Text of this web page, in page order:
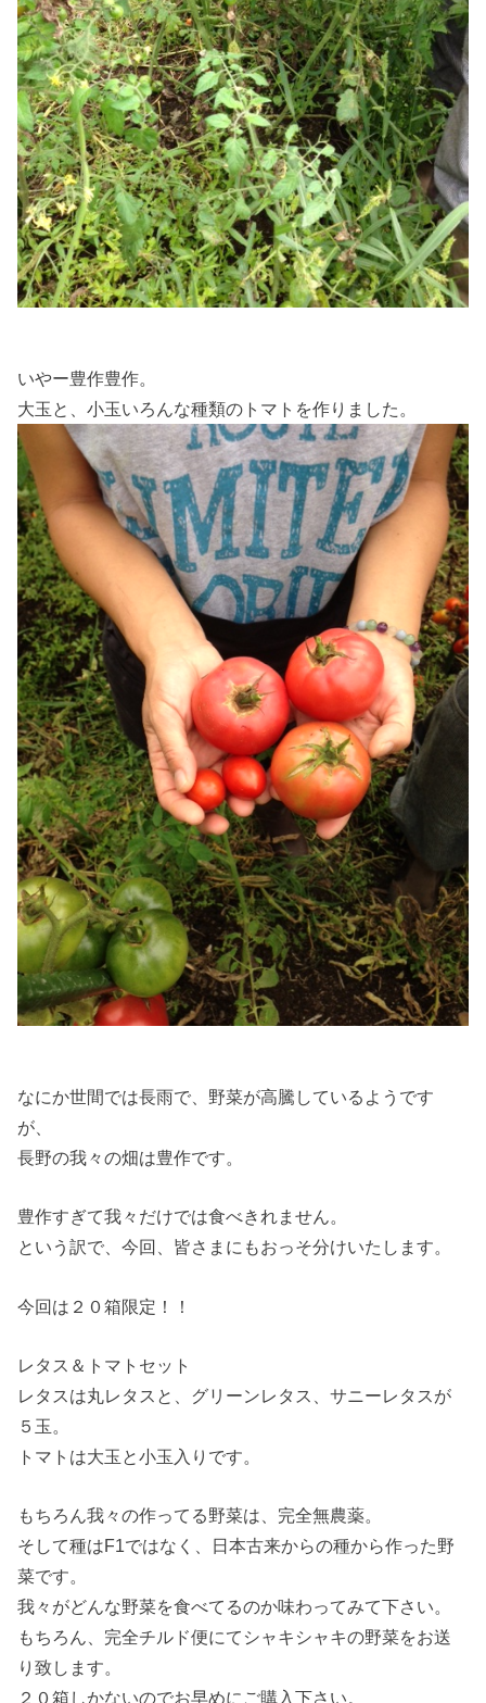
いやー豊作豊作。
大玉と、小玉いろんな種類のトマトを作りました。
なにか世間では長雨で、野菜が高騰しているようです
が、
長野の我々の畑は豊作です。
豊作すぎて我々だけでは食べきれません。
という訳で、今回、皆さまにもおっそ分けいたします。
今回は２０箱限定！！
レタス＆トマトセット
レタスは丸レタスと、グリーンレタス、サニーレタスが
５玉。
トマトは大玉と小玉入りです。
もちろん我々の作ってる野菜は、完全無農薬。
そして種はF1ではなく、日本古来からの種から作った野
菜です。
我々がどんな野菜を食べてるのか味わってみて下さい。
もちろん、完全チルド便にてシャキシャキの野菜をお送
り致します。
２０箱しかないのでお早めにご購入下さい。